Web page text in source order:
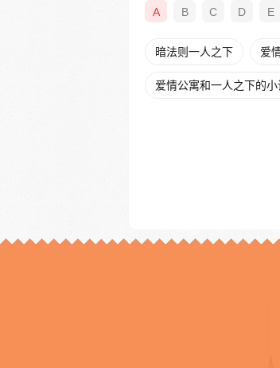
A B C D E
暗法则一人之下 爱
爱情公寓和一人之下的小